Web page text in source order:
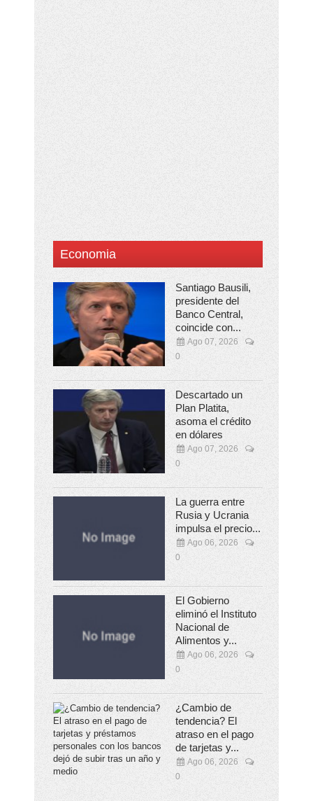
Economia
Santiago Bausili,
presidente del
Banco Central,
coincide con...
Ago 07, 2026
0
Descartado un
Plan Platita,
asoma el crédito
en dólares
Ago 07, 2026
0
La guerra entre
Rusia y Ucrania
impulsa el precio...
Ago 06, 2026
0
El Gobierno
eliminó el Instituto
Nacional de
Alimentos y...
Ago 06, 2026
0
¿Cambio de
tendencia? El
atraso en el pago
de tarjetas y...
Ago 06, 2026
0